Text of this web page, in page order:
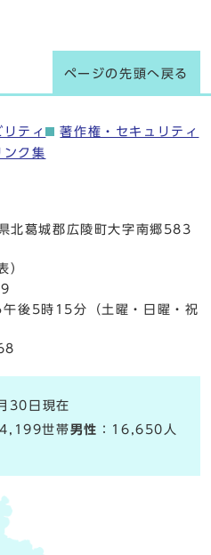
ページの先頭へ戻る
ティ
著作権・セキュリティ
ンク集
葛城郡広陵町大字南郷583
）
後5時15分（土曜・日曜・祝
30日現在
世帯男性 ：16,650人